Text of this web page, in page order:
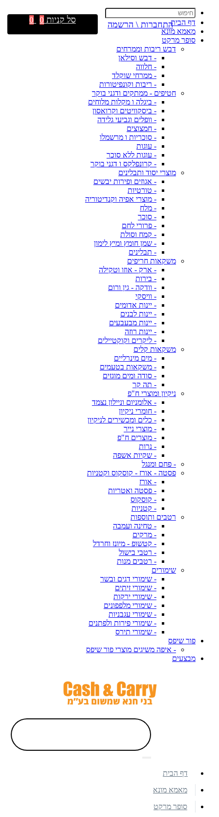
דף הבית
מאמא מונא
סופר מרקט
דבש ריבות וממרחים
- דבש וסילאן
- חלווה
- ממרחי שוקלד
- ריבות וקונפיטורות
חטיפים - ממתקים ודגני בוקר
- ביגלה ו מקלות מלוחים
- ביסקוויטים וקרואסון
- וופלים וגביעי גלידה
- חמצוצים
- סוכריות ו מרשמלו
- עוגות
- עוגות ללא סוכר
- קרונפלקס ו דגני בוקר
מוצרי יסוד ותבלינים
- אגוזים ופירות יבשים
- טורטיות
- מוצרי אפיה וקנדיטוריה
- מלח
- סוכר
- פרורי לחם
- קמח וסולת
- שמן חומץ ומיץ לימון
- תבלינים
משקאות חריפים
- ארק - אוזו וטקילה
- בירות
- וודקה - גין ורום
- וויסקי
- יינות אדומים
- יינות לבנים
- יינות מבעבעים
- יינות רוזה
- ליקרים וקוקטיילים
משקאות קלים
- מים מינרליים
- משקאות בטעמים
- סודה ומים מוגזים
- תה קר
ניקיון ומוצרי ח"פ
- אלומניום וניילון נצמד
- חומרי ניקיון
- כלים ומכשירים לניקיון
- מוצרי נייר
- מוצרים ח"פ
- נרות
- שקיות אשפה
- פחם ומנגל
פסטה - אורז - קוסקוס וקטניות
- אורז
- פסטה ואטריות
- קוסקוס
- קטניות
רטבים ותוספות
- טחינה ועמבה
- מרקים
- קטשופ - מיונז וחרדל
- רטבי בישול
- רטבים מנות
שימורים
- שימורי דגים ובשר
- שימורי זיתים
- שימורי ירקות
- שימורי מלפפונים
- שימורי עגבניות
- שימורי פירות ולפתנים
- שימורי תירס
פור שיפס
- איפה משיגים מוצרי פור שיפס
מבצעים
התחברות \ הרשמה סל קניות 0
0
דף הבית
מאמא מונא
סופר מרקט